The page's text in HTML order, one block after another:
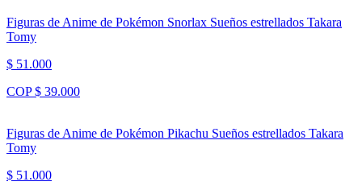
Figuras de Anime de Pokémon Snorlax Sueños estrellados Takara
Tomy
$ 51.000
COP $ 39.000
Figuras de Anime de Pokémon Pikachu Sueños estrellados Takara
Tomy
$ 51.000